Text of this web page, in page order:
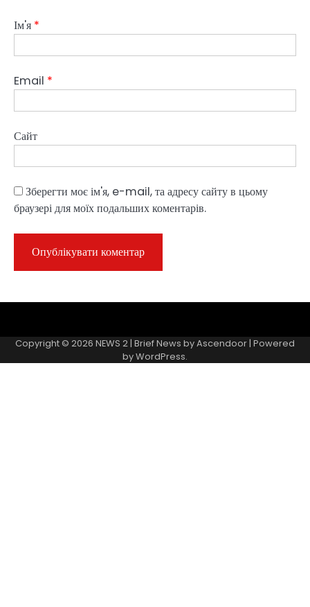
Ім'я *
Email *
Сайт
Зберегти моє ім'я, e-mail, та адресу сайту в цьому
браузері для моїх подальших коментарів.
Page
Copyright © 2026 NEWS 2| Brief News byAscendoor| Powered
byWordPress.